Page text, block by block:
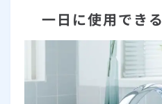
一日に使用でき